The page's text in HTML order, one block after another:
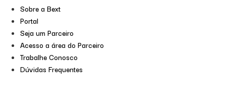
Sobre a Bext
Portal
Seja um Parceiro
Acesso a área do Parceiro
Trabalhe Conosco
Dúvidas Frequentes